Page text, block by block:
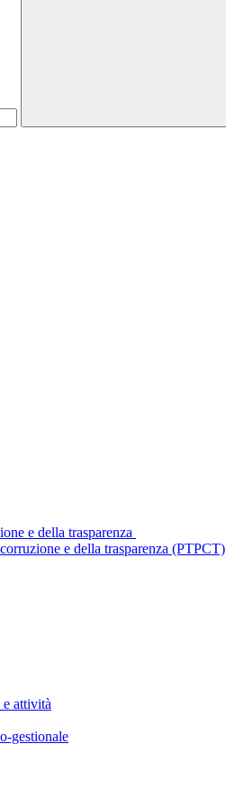
e della trasparenza
e della trasparenza (PTPCT)
attività
gestionale